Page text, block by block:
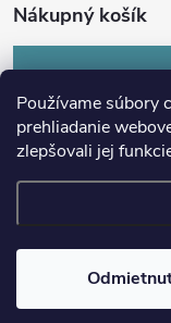
Používame súbory
prehliadanie
zlepšovali jej
Nákupný košík